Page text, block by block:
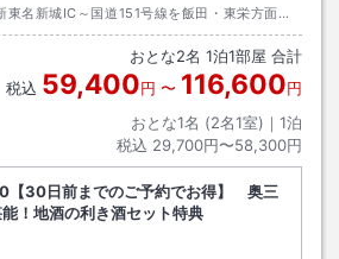
名新城IC～国道151号線を飯田・東栄方面へ
ビが川沿いの細い道をご案内することがござ
動車しかお通りいただけませんので、ご注意く
おとな2名 1泊1部屋 合計
税込 59,400円 〜 116,600円
おとな1名 (2名1室)｜ 1泊
税込 29,700円〜58,300円
【30日前までのご予約でお得】 奥三
！地酒の利き酒セット特典
アウト